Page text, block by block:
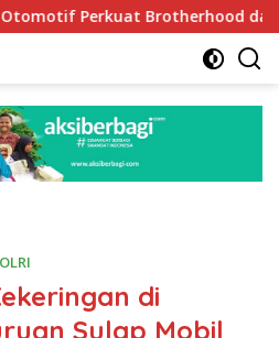
dan Persatuan
di
Sulap Mobil